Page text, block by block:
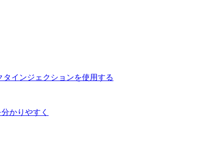
タインジェクションを使用する
かりやすく